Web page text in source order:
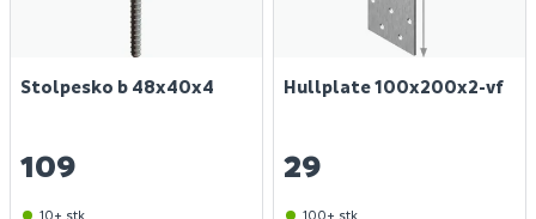
Stolpesko b 48x40x4
109
10+ stk
Hullplate 100x200x2-vf
29
100+ stk